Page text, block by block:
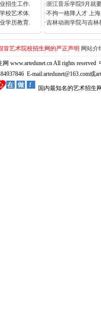
招生工作.
校艺术体.
学历教育.
·浙江音乐学院9月就
·不拘一格降人才 上
·吉林动画学院与吉
冒艺术院校招生网的严正声明 网站介
www.artedunet.cn All rights reserved
E-mail:artedunet@163.com或
国内最知名的艺术招生